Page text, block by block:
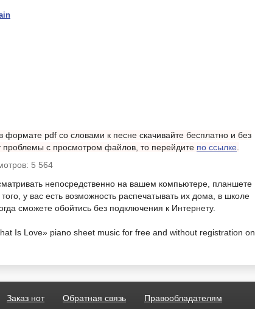
pdf со словами к песне скачивайте бесплатно и без
проблемы с просмотром файлов, то перейдите по ссылке.
5 564
непосредственно на вашем компьютере, планшете
у вас есть возможность распечатывать их дома, в школе
сможете обойтись без подключения к Интернету.
Is Love» piano sheet music for free and without registration on
Заказ нот Обратная связь Правообладателям